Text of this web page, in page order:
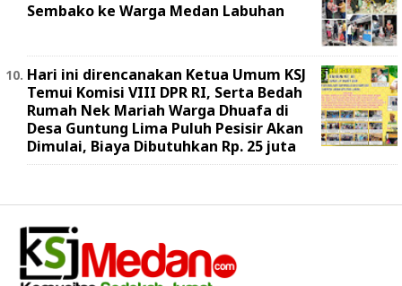
Sembako ke Warga Medan Labuhan
Hari ini direncanakan Ketua Umum KSJ
Temui Komisi VIII DPR RI, Serta Bedah
Rumah Nek Mariah Warga Dhuafa di
Desa Guntung Lima Puluh Pesisir Akan
Dimulai, Biaya Dibutuhkan Rp. 25 juta